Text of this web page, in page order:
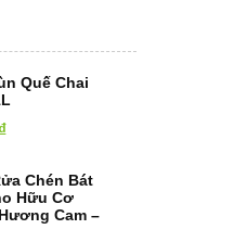
Quế Chai
Chén Bát
Hữu Cơ
Cam –